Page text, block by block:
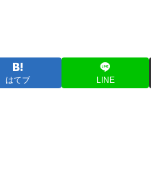
はてブ LINE